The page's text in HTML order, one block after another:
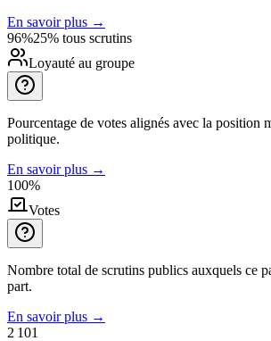
En savoir plus →
96%25% tous scrutins
Loyauté au groupe
Pourcentage de votes alignés avec la position
politique.
En savoir plus →
100%
Votes
Nombre total de scrutins publics auxquels ce
part.
En savoir plus →
2 101